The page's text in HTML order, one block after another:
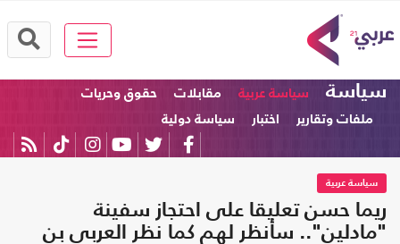
سياسة سياسة عربية مقابلات
حقوق وحريات
ملفات وتقارير
اختبار سياسة دولية
سياسة عربية
ريما حسن تعليقا على احتجاز سفينة
"مادلين".. سأنظر لهم كما نظر العربي بن